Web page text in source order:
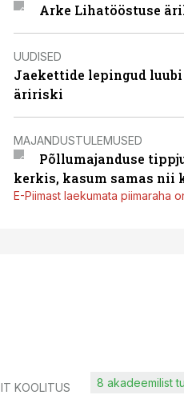
Arke Lihatööstuse
UUDISED
Jaekettide lepingud
äririski
MAJANDUSTULEMUSED
Põllumajanduse
kerkis, kasum samas nii
E-Piimast laekumata piimaraha
IT KOOLITUS 8 akadeemilist